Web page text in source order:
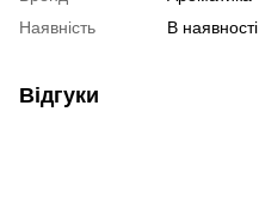
Наявність
В наявності
Відгуки